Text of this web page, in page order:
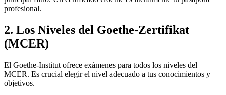
profesional.
2. Los Niveles del Goethe-Zertifikat
(MCER)
El Goethe-Institut ofrece exámenes para todos los niveles del
MCER. Es crucial elegir el nivel adecuado a tus conocimientos y
objetivos.